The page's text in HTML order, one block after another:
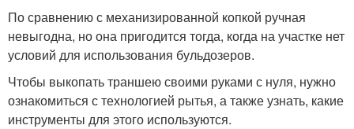
По сравнению с механизированной копкой ручная
невыгодна, но она пригодится тогда, когда на участке нет
условий для использования бульдозеров.
Чтобы выкопать траншею своими руками с нуля, нужно
ознакомиться с технологией рытья, а также узнать, какие
инструменты для этого используются.